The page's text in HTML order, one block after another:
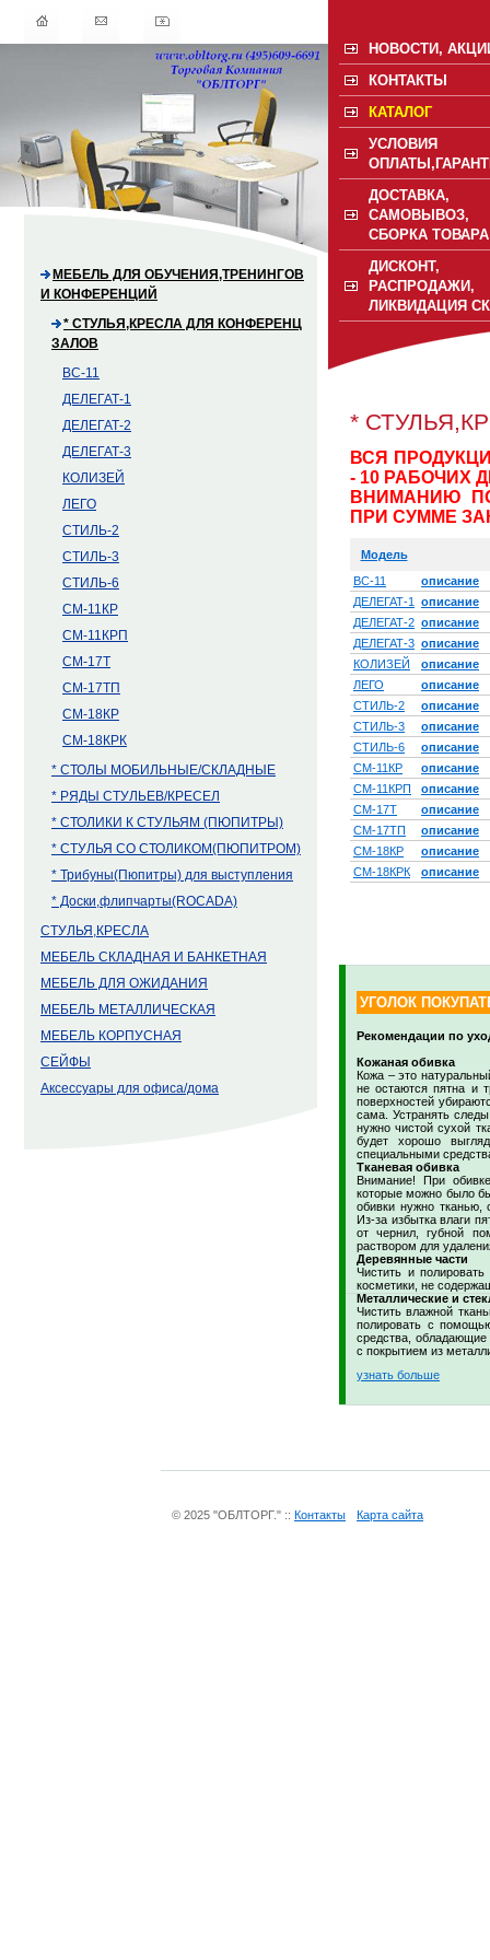
МЕБЕЛЬ ДЛЯ ОБУЧЕНИЯ,ТРЕНИНГОВ
И КОНФЕРЕНЦИЙ
* СТУЛЬЯ,КРЕСЛА ДЛЯ КОНФЕРЕНЦ
ЗАЛОВ
BC-11
ДЕЛЕГАТ-1
ДЕЛЕГАТ-2
ДЕЛЕГАТ-3
КОЛИЗЕЙ
ЛЕГО
СТИЛЬ-2
СТИЛЬ-3
СТИЛЬ-6
СМ-11КР
СМ-11КРП
СМ-17Т
СМ-17ТП
СМ-18КР
СМ-18КРК
* СТОЛЫ МОБИЛЬНЫЕ/СКЛАДНЫЕ
* РЯДЫ СТУЛЬЕВ/КРЕСЕЛ
* СТОЛИКИ К СТУЛЬЯМ (ПЮПИТРЫ)
* СТУЛЬЯ СО СТОЛИКОМ(ПЮПИТРОМ)
* Трибуны(Пюпитры) для выступления
* Доски,флипчарты(ROCADA)
СТУЛЬЯ,КРЕСЛА
МЕБЕЛЬ СКЛАДНАЯ И БАНКЕТНАЯ
МЕБЕЛЬ ДЛЯ ОЖИДАНИЯ
МЕБЕЛЬ МЕТАЛЛИЧЕСКАЯ
МЕБЕЛЬ КОРПУСНАЯ
СЕЙФЫ
Аксессуары для офиса/дома
НОВОСТИ,
КОНТАКТЫ
КАТАЛОГ
УСЛОВИЯ
ДОСТАВКА,
САМОВЫВОЗ,
СБОРКА ТОВАРА
ДИСКОНТ,
РАСПРОДАЖИ,
ЛИКВИДАЦИЯ
*
ВСЯ
- 10 РАБОЧИХ
ВНИМАНИЮ
ПРИ СУММЕ
Модель
BC-11
описание
ДЕЛЕГАТ-1
описание
ДЕЛЕГАТ-2 описание
ДЕЛЕГАТ-3 описание
КОЛИЗЕЙ
описание
ЛЕГО
описание
СТИЛЬ-2
описание
СТИЛЬ-3
описание
СТИЛЬ-6
описание
СМ-11КР
описание
СМ-11КРП
описание
СМ-17Т
описание
СМ-17ТП
описание
СМ-18КР
описание
СМ-18КРК
описание
УГОЛОК
Рекомендации по
Кожаная обивка
Кожа – это
не остаются пятна и
поверхностей
сама. Устранять
нужно чистой сухой
будет хорошо
специальными
Тканевая обивка
Внимание! При
которые можно было
обивки нужно тканью,
Из-за избытка влаги
от чернил, губной
раствором для
Деревянные части
Чистить и
косметики, не
Металлические и
Чистить влажной
полировать с
средства, обладающие
с покрытием из
узнать больше
© 2025 "ОБЛТОРГ." :: Контакты Карта сайта